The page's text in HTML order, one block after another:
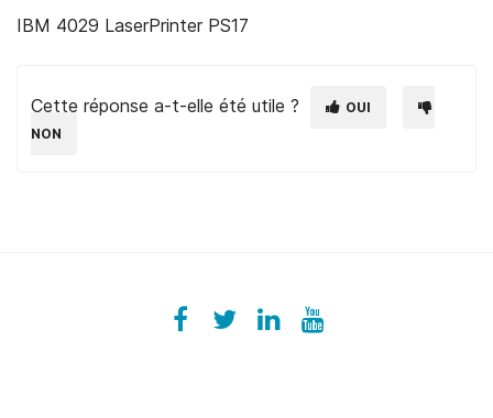
IBM 4029 LaserPrinter PS17
Cette réponse a-t-elle été utile ?
OUI
NON
Facebook
ezeeplive
Twitter
ezeepLinkedIn
ezeepYouTube